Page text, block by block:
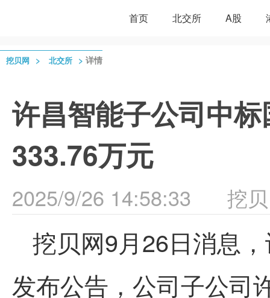
首页 北交所 A股
挖贝网 > 北交所 > 详情
许昌智能子公司中
333.76万元
2025/9/26 14:58:33 挖
挖贝网9月26日消息
发布公告，公司子公司